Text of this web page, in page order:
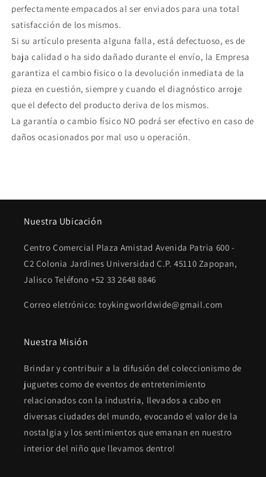
perfectamente empacados al ser enviados para una total
satisfacción de los mismos.
Si su artículo presenta alguna falla, está defectuoso, es de
baja calidad o ha sido dañado durante el envío, la Empresa
garantiza el cambio fisico o la devolución inmediata de la
pieza en cuestión, siempre y cuando el diagnóstico arroje
que el defecto del producto deriva de los mismos.
La garantía o cambio físico NO podrá ser efectivo en caso de
daños ocasionados por mal uso u operación.
Nuestra Ubicación
Centro Comercial Plaza Amistad Avenida Patria 600 -
C2 Colonia Jardines Universidad C.P. 45110 Zapopan,
Jalisco Teléfono +52 33 2648 8846
Correo eletrónico: toykingworldwide@gmail.com
Nuestra Misión
Brindar y contribuir a la difusión del coleccionismo de
juguetes como de eventos de entretenimiento
relacionados con la industria, llevados a cabo en
diversas ciudades del mundo, evocando el valor de la
nostalgia y los sentimientos que emanan en nuestro
interior del niño que llevamos dentro!